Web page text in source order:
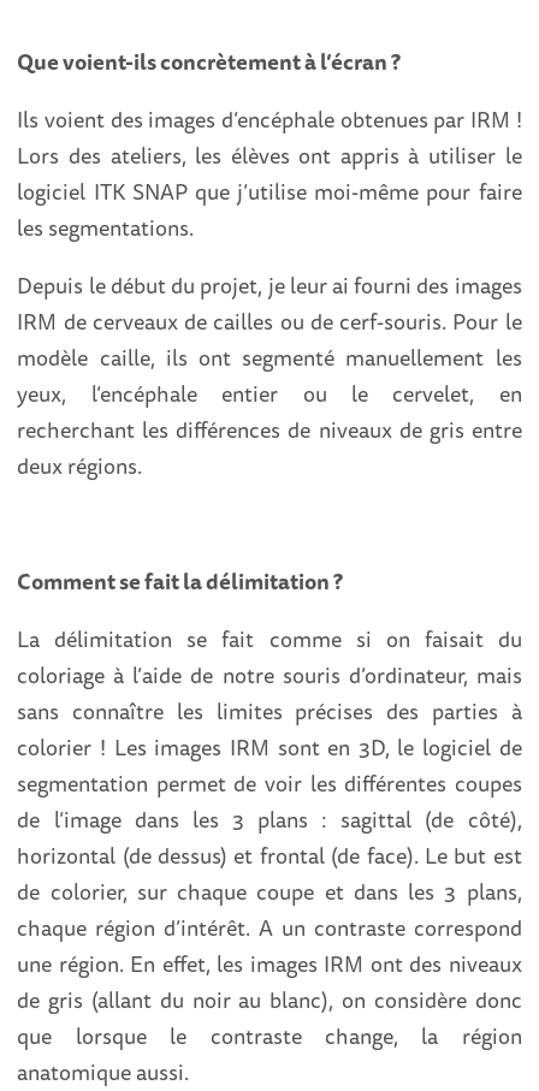
Que voient-ils concrètement à l’écran ?
Ils voient des images d’encéphale obtenues par IRM !
Lors des ateliers, les élèves ont appris à utiliser le
logiciel ITK SNAP que j’utilise moi-même pour faire
les segmentations.
Depuis le début du projet, je leur ai fourni des images
IRM de cerveaux de cailles ou de cerf-souris. Pour le
modèle caille, ils ont segmenté manuellement les
yeux, l’encéphale entier ou le cervelet, en
recherchant les différences de niveaux de gris entre
deux régions.
Comment se fait la délimitation ?
La délimitation se fait comme si on faisait du
coloriage à l’aide de notre souris d’ordinateur, mais
sans connaître les limites précises des parties à
colorier ! Les images IRM sont en 3D, le logiciel de
segmentation permet de voir les différentes coupes
de l’image dans les 3 plans : sagittal (de côté),
horizontal (de dessus) et frontal (de face). Le but est
de colorier, sur chaque coupe et dans les 3 plans,
chaque région d’intérêt. A un contraste correspond
une région. En effet, les images IRM ont des niveaux
de gris (allant du noir au blanc), on considère donc
que lorsque le contraste change, la région
anatomique aussi.